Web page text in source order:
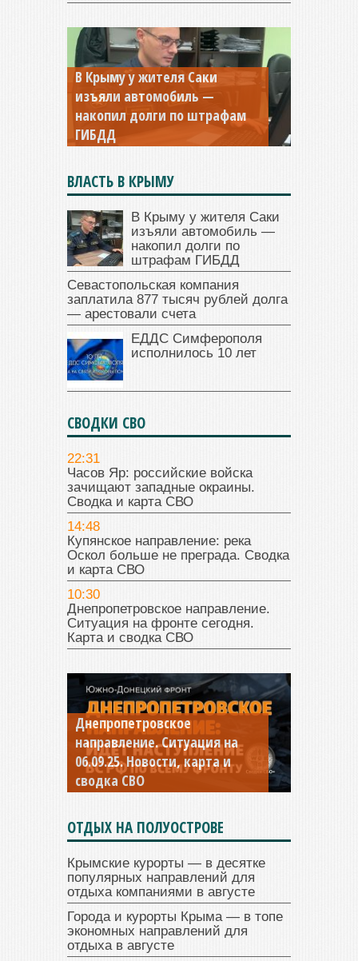
Севастопольская компания
заплатила 877 тысяч рублей
долга — арестовали счета
ВЛАСТЬ В КРЫМУ
В Крыму у жителя Саки
изъяли автомобиль —
накопил долги по
штрафам ГИБДД
Севастопольская компания
заплатила 877 тысяч рублей долга
— арестовали счета
ЕДДС Симферополя
исполнилось 10 лет
СВОДКИ СВО
22:31
Часов Яр: российские войска
зачищают западные окраины.
Сводка и карта СВО
14:48
Купянское направление: река
Оскол больше не преграда. Сводка
и карта СВО
10:30
Днепропетровское направление.
Ситуация на фронте сегодня.
Карта и сводка СВО
Константиновское
направление. Ситуация на
04.09.25 Новости, карта и
сводка СВО
ОТДЫХ НА ПОЛУОСТРОВЕ
Крымские курорты — в десятке
популярных направлений для
отдыха компаниями в августе
Города и курорты Крыма — в топе
экономных направлений для
отдыха в августе